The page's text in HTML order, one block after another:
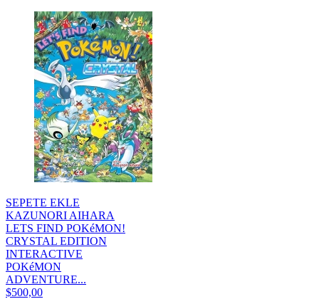
SEPETE EKLE
KAZUNORI AIHARA
LETS FIND POKéMON!
CRYSTAL EDITION
INTERACTIVE
POKéMON
ADVENTURE...
$500,00